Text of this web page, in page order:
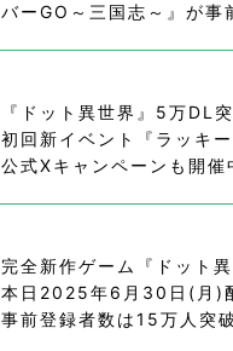
バーGO～三国志～』が事
『ドット異世界』5万DL突
初回新イベント『ラッキ
公式Xキャンペーンも開催
完全新作ゲーム『ドット異
本日2025年6月30日(月)
事前登録者数は15万人突破